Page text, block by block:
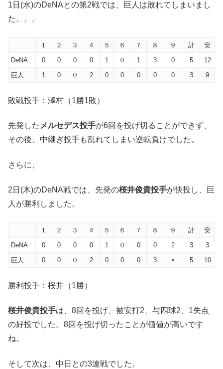
1日(水)のDeNAとの第2戦では、巨人は敗れてしまいまし
た。。。
１ ２ ３ ４ ５ ６ ７ ８ ９ 計
安
DeNA
0 0 0 0 1 ０ 1 3 0 5
12
巨人
1 0 ０ 2 0 0 0 0 0 3 9
敗戦投手：澤村（1勝1敗）
先発した メルセデス投手が6回を投げ切ることができず、
その後、中継ぎ投手も乱れてしまい逆転負けでした。
さらに、
2日(木)のDeNA戦では、先発の桜井俊貴投手が快投し、巨
人が勝利しました。
１ ２ ３ ４ ５ ６ ７ ８ ９ 計
安
DeNA
0 0 0 0 1 ０ 0 0 2 3
3
巨人
0 0 ０ 2 0 0 0 3 × 5 10
勝利投手：桜井（1勝）
桜井俊貴投手は、8回を投げ、被安打2、与四球2、1失点
の好投でした。8回を投げ切ったことが価値が高いです
ね。
そして次は、中日との3連戦でした。